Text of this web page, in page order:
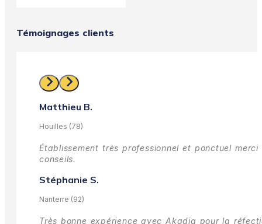
Témoignages clients
Matthieu B.
Houilles (78)
Établissement très professionnel et ponctuel
conseils.
Stéphanie S.
Nanterre (92)
Très bonne expérience avec Akadia pour la